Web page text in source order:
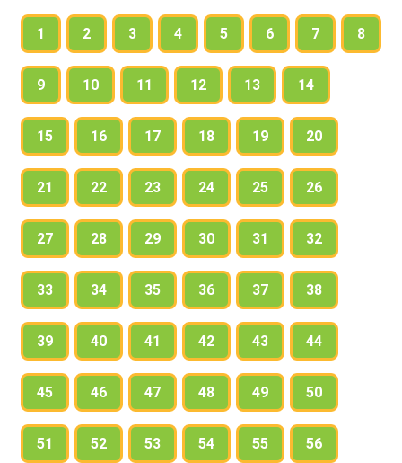
1 2 3 4 5 6 7 8
9 10 11 12 13 14
15 16 17 18 19 20
21 22 23 24 25 26
27 28 29 30 31 32
33 34 35 36 37 38
39 40 41 42 43 44
45 46 47 48 49 50
51 52 53 54 55 56